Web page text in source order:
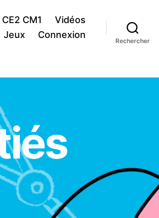
CM1
Vidéos
Jeux Connexion
Rechercher